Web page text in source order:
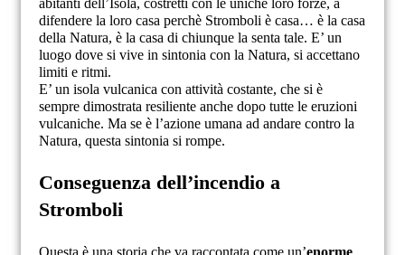
abitanti dell’Isola, costretti con le uniche loro forze, a
difendere la loro casa perchè Stromboli è casa… è la casa
della Natura, è la casa di chiunque la senta tale. E’ un
luogo dove si vive in sintonia con la Natura, si accettano
limiti e ritmi.
E’ un isola vulcanica con attività costante, che si è
sempre dimostrata resiliente anche dopo tutte le eruzioni
vulcaniche. Ma se è l’azione umana ad andare contro la
Natura, questa sintonia si rompe.
Conseguenza dell’incendio a
Stromboli